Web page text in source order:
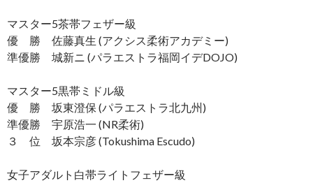
マスター5茶帯フェザー級
優 勝 佐藤真生 (アクシス柔術アカデミー)
準優勝 城新ニ (パラエストラ福岡イデDOJO)
マスター5黒帯ミドル級
優 勝 坂東澄保 (パラエストラ北九州)
準優勝 宇原浩一 (NR柔術)
３ 位 坂本宗彦 (Tokushima Escudo)
女子アダルト白帯ライトフェザー級